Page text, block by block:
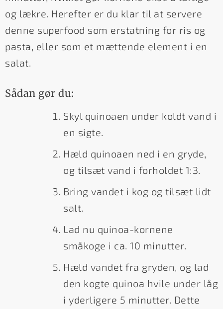
og lækre. Herefter er du klar til at servere
denne superfood som erstatning for ris og
pasta, eller som et mættende element i en
salat.
Sådan gør du:
Skyl quinoaen under koldt vand i
en sigte.
Hæld quinoaen ned i en gryde,
og tilsæt vand i forholdet 1:3.
Bring vandet i kog og tilsæt lidt
salt.
Lad nu quinoa-kornene
småkoge i ca. 10 minutter.
Hæld vandet fra gryden, og lad
den kogte quinoa hvile under låg
i yderligere 5 minutter. Dette